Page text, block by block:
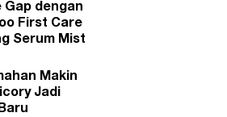
Gap dengan
First Care
Serum Mist
Makin
Jadi